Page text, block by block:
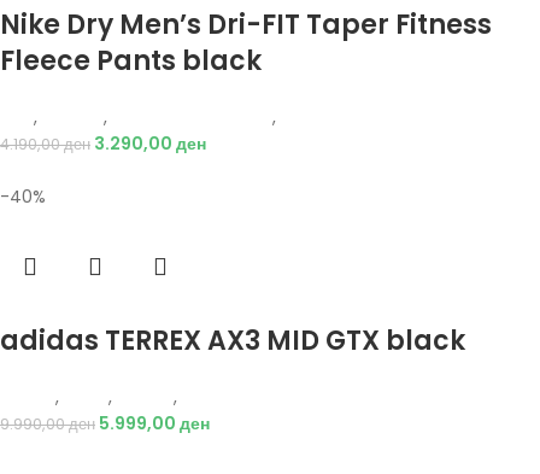
Nike Dry Men’s Dri-FIT Taper Fitness
Fleece Pants black
, , ,
4.190,00ден 3.290,00 ден
-40%
adidas TERREX AX3 MID GTX black
, , ,
9.990,00ден 5.999,00 ден